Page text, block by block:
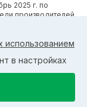
2025 г. по
производителей
ЗАО
использованием
в настройках